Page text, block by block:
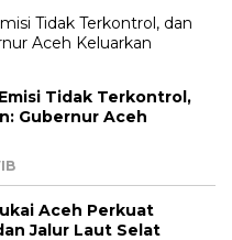
Tidak Terkontrol,
Gubernur Aceh
Aceh Perkuat
Jalur Laut Selat